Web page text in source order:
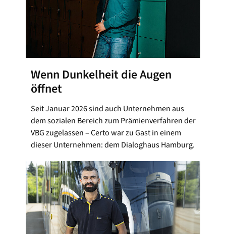
Wenn Dunkelheit die Augen
öffnet
Seit Januar 2026 sind auch Unternehmen aus
dem sozialen Bereich zum Prämienverfahren der
VBG zugelassen – Certo war zu Gast in einem
dieser Unternehmen: dem Dialoghaus Hamburg.